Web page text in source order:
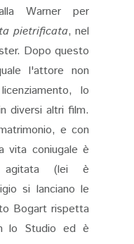
Warner per
pietrificata, nel
Dopo questo
l'attore non
lo
diversi altri film.
e con
vita coniugale è
(lei è
si lanciano le
Bogart rispetta
lo Studio ed è